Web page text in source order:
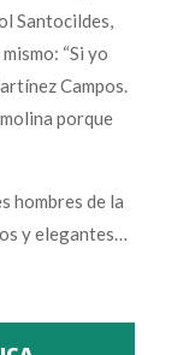
Santocildes,
“Si yo
Campos.
porque
hombres de la
y elegantes…